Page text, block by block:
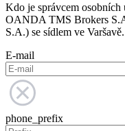
Kdo je správcem osobních
OANDA TMS Brokers
S.A.) se sídlem ve Varšavě.
E-mail
phone_prefix